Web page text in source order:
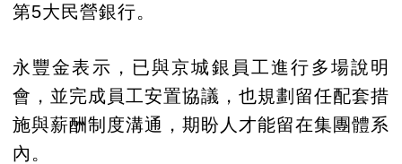
第5大民營銀行。
永豐金表示，已與京城銀員工進行多場說明
會，並完成員工安置協議，也規劃留任配套措
施與薪酬制度溝通，期盼人才能留在集團體系
內。